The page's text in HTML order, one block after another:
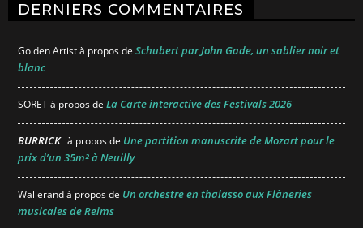
DERNIERS COMMENTAIRES
Golden Artistà propos de Schubert par John Gade, un sablier noir et
blanc
SORETà propos de La Carte interactive des Festivals 2026
BURRICK à propos de Une partition manuscrite de Mozart pour le
prix d’un 35m² à Neuilly
Wallerandà propos de Un orchestre en thalasso aux Flâneries
musicales de Reims